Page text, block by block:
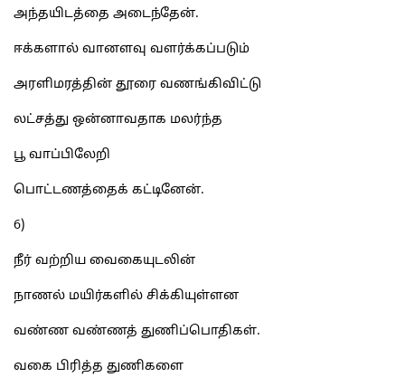
அந்தயிடத்தை அடைந்தேன்.
ஈக்களால் வானளவு வளர்க்கப்படும்
அரளிமரத்தின் தூரை வணங்கிவிட்டு
லட்சத்து ஒன்னாவதாக மலர்ந்த
பூ வாப்பிலேறி
பொட்டணத்தைக் கட்டினேன்.
6)
நீர் வற்றிய வைகையுடலின்
நாணல் மயிர்களில் சிக்கியுள்ளன
வண்ண வண்ணத் துணிப்பொதிகள்.
வகை பிரித்த துணிகளை